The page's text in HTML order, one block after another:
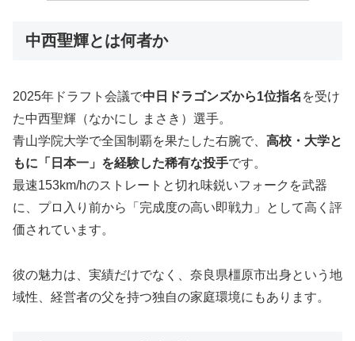
中西聖輝とは何者か
2025年ドラフト会議で中日ドラゴンズから1位指名 を受け
た中西聖輝（なかにし まさき）選手。
青山学院大学で全国制覇を果たした右腕で、 高校・大学と
もに「日本一」を経験した稀有な投手です。
最速153km/hのストレートと切れ味鋭いフォークを武器
に、プロ入り前から「完成度の高い即戦力」として高く評
価されています。
彼の魅力は、実績だけでなく、奈良県橿原市出身という地
域性、経営者の父を持つ独自の家庭環境にもあります。